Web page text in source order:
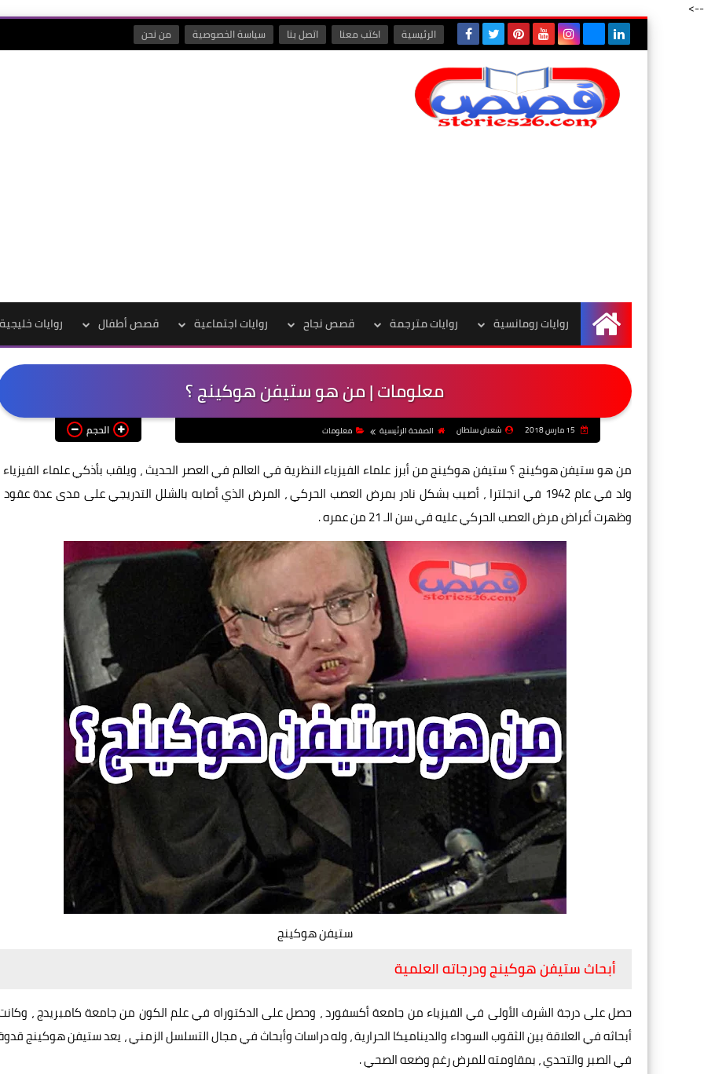
-->
الرئيسية اكتب معنا اتصل بنا سياسة الخصوصية من نحن
الرئيسية
روايات رومانسية روايات مترجمة قصص نجاح روايات اجتماعية قصص أطفال روايات خليجية
معلومات | من هو ستيفن هوكينج ؟
شعبان سلطان الصفحة الرئيسية معلومات الحجم
من هو ستيفن هوكينج ؟ ستيفن هوكينج من أبرز علماء الفيزياء النظرية في العالم في العصر الحديث ، ويلقب بأذكي علماء الفيزياء
ولد في عام 1942 في انجلترا ، أصيب بشكل نادر بمرض العصب الحركي ، المرض الذي أصابه بالشلل التدريجي على مدى عدة عقود
وظهرت أعراض مرض العصب الحركي عليه في سن الـ 21 من عمره .
ستيفن هوكينج
أبحاث ستيفن هوكينج ودرجاته العلمية
حصل على درجة الشرف الأولى في الفيزياء من جامعة أكسفورد ، وحصل على الدكتوراه في علم الكون من جامعة كامبريدج ،
أبحاثه في العلاقة بين الثقوب السوداء والديناميكا الحرارية ، وله دراسات وأبحاث في مجال التسلسل الزمني ، يعد ستيفن هوكينج
في الصبر والتحدي ، بمقاومته للمرض رغم وضعه الصحي .